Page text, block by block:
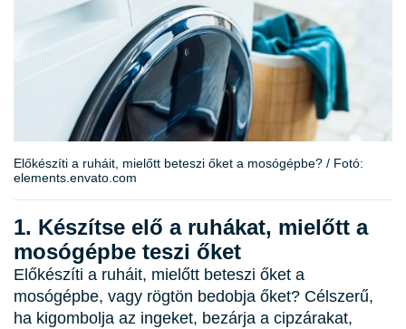
Előkészíti a ruháit, mielőtt beteszi őket a mosógépbe? / Fotó:
elements.envato.com
1. Készítse elő a ruhákat, mielőtt a
mosógépbe teszi őket
Előkészíti a ruháit, mielőtt beteszi őket a
mosógépbe, vagy rögtön bedobja őket? Célszerű,
ha kigombolja az ingeket, bezárja a cipzárakat,